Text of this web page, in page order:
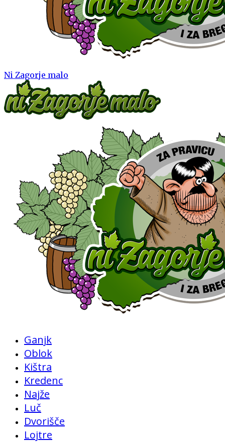
Ni Zagorje malo
Ganjk
Oblok
Kištra
Kredenc
Najže
Luč
Dvorišče
Lojtre